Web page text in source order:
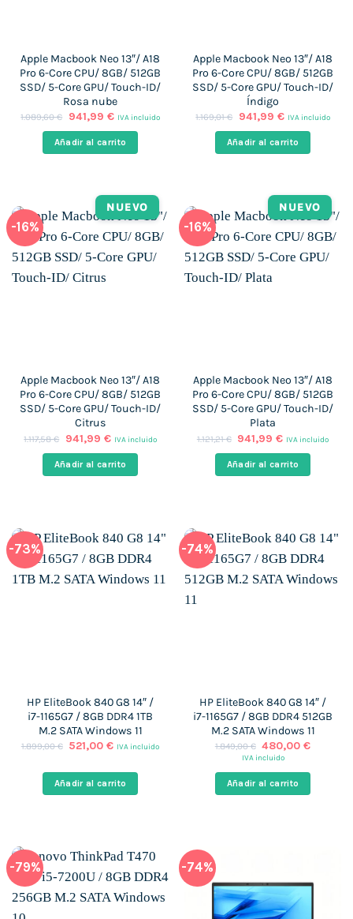
Apple Macbook Neo 13″/ A18
Pro 6-Core CPU/ 8GB/ 512GB
SSD/ 5-Core GPU/ Touch-ID/
Rosa nube
1.089,60€
El
original
era:
941,99 €El
actual
es:
IVA incluido
Añadir al carrito
Apple Macbook Neo 13″/ A18
Pro 6-Core CPU/ 8GB/ 512GB
SSD/ 5-Core GPU/ Touch-ID/
Índigo
1.169,01€
El
original
era:
941,99 €El
actual
es:
IVA incluido
Añadir al carrito
-16%
NUEVO
Apple Macbook Neo 13″/ A18
Pro 6-Core CPU/ 8GB/ 512GB
SSD/ 5-Core GPU/ Touch-ID/
Citrus
1.117,58€
El
original
era:
941,99 €El
actual
es:
IVA incluido
Añadir al carrito
-16%
NUEVO
Apple Macbook Neo 13″/ A18
Pro 6-Core CPU/ 8GB/ 512GB
SSD/ 5-Core GPU/ Touch-ID/
Plata
1.121,21€ El
original
era:
941,99€El
actual
es:
IVA incluido
Añadir al carrito
-73%
HP EliteBook 840 G8 14″ /
i7-1165G7 / 8GB DDR4 1TB
M.2 SATA Windows 11
1.899,00€ El
era:
1.899,00 €.
521,00€El
es:
521,00 €.
IVA incluido
Añadir al carrito
-74%
HP EliteBook 840 G8 14″ /
i7-1165G7 / 8GB DDR4 512GB
M.2 SATA Windows 11
1.849,00€ El
precio
era:
1.849,00 €.
480,00€El
es:
IVA incluido
Añadir al carrito
-79% -74%